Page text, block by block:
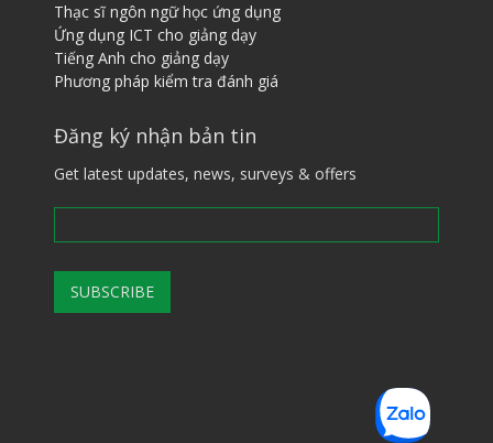
Thạc sĩ ngôn ngữ học ứng dụng
Ứng dụng ICT cho giảng dạy
Tiếng ​A​nh cho giảng dạy
Phương pháp kiểm tra đánh giá
Đăng ký nhận bản tin
Get latest updates, news, surveys & offers